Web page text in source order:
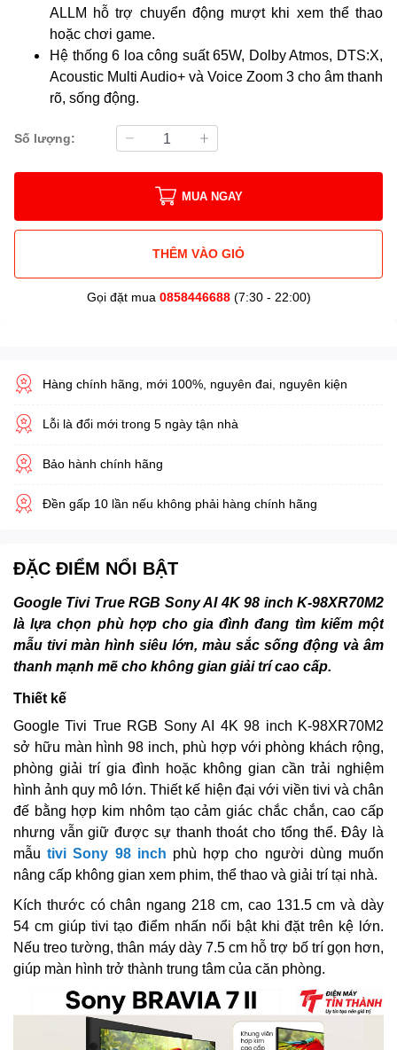
ALLM hỗ trợ chuyển động mượt khi xem thể thao
hoặc chơi game.
Hệ thống 6 loa công suất 65W, Dolby Atmos, DTS:X,
Acoustic Multi Audio+ và Voice Zoom 3 cho âm thanh
rõ, sống động.
Số lượng:
MUA NGAY
THÊM VÀO GIỎ
Gọi đặt mua 0858446688(7:30 - 22:00)
Hàng chính hãng, mới 100%, nguyên đai, nguyên kiện
Lỗi là đổi mới trong 5 ngày tận nhà
Bảo hành chính hãng
Đền gấp 10 lần nếu không phải hàng chính hãng
ĐẶC ĐIỂM NỔI BẬT
Google Tivi True RGB Sony AI 4K 98 inch K-98XR70M2
là lựa chọn phù hợp cho gia đình đang tìm kiếm một
mẫu tivi màn hình siêu lớn, màu sắc sống động và âm
thanh mạnh mẽ cho không gian giải trí cao cấp.
Thiết kế
Google Tivi True RGB Sony AI 4K 98 inch K-98XR70M2
sở hữu màn hình 98 inch, phù hợp với phòng khách rộng,
phòng giải trí gia đình hoặc không gian cần trải nghiệm
hình ảnh quy mô lớn. Thiết kế hiện đại với viền tivi và chân
đế bằng hợp kim nhôm tạo cảm giác chắc chắn, cao cấp
nhưng vẫn giữ được sự thanh thoát cho tổng thể. Đây là
mẫutivi Sony 98 inch phù hợp cho người dùng muốn
nâng cấp không gian xem phim, thể thao và giải trí tại nhà.
Kích thước có chân ngang 218 cm, cao 131.5 cm và dày
54 cm giúp tivi tạo điểm nhấn nổi bật khi đặt trên kệ lớn.
Nếu treo tường, thân máy dày 7.5 cm hỗ trợ bố trí gọn hơn,
giúp màn hình trở thành trung tâm của căn phòng.